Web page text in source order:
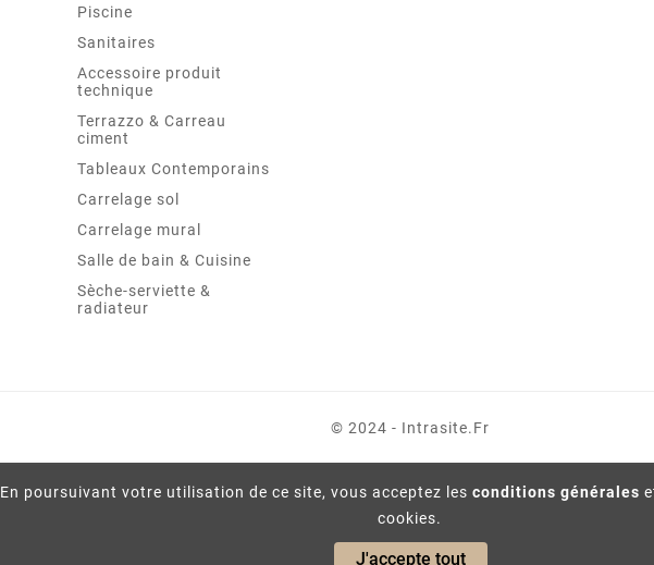
En poursuivant votre utilisation de ce site, vous acceptez lesconditions générales
cookies.
J'accepte tout
Piscine
Sanitaires
Accessoire produit
technique
Terrazzo & Carreau
ciment
Tableaux Contemporains
Carrelage sol
Carrelage mural
Salle de bain & Cuisine
Sèche-serviette &
radiateur
© 2024 - Intrasite.fr